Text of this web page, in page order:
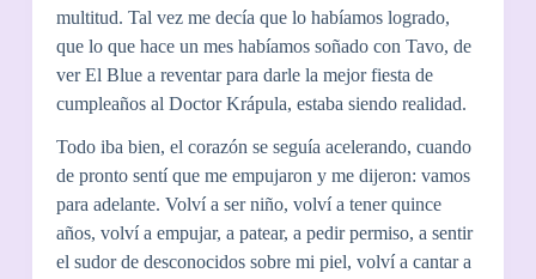
multitud. Tal vez me decía que lo habíamos logrado,
que lo que hace un mes habíamos soñado con Tavo, de
ver El Blue a reventar para darle la mejor fiesta de
cumpleaños al Doctor Krápula, estaba siendo realidad.
Todo iba bien, el corazón se seguía acelerando, cuando
de pronto sentí que me empujaron y me dijeron: vamos
para adelante. Volví a ser niño, volví a tener quince
años, volví a empujar, a patear, a pedir permiso, a sentir
el sudor de desconocidos sobre mi piel, volví a cantar a